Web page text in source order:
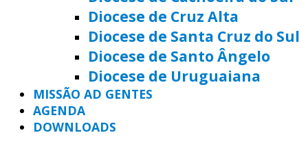
Diocese de Cruz Alta
Diocese de Santa Cruz do Sul
Diocese de Santo Ângelo
Diocese de Uruguaiana
MISSÃO AD GENTES
AGENDA
DOWNLOADS